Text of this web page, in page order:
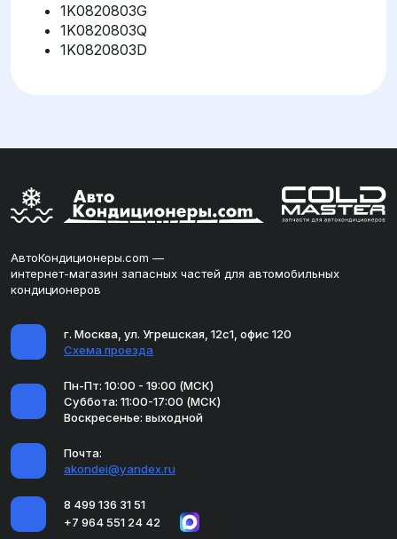
1K0820803G
1K0820803Q
1K0820803D
АвтоКондиционеры.com —
интернет-магазин запасных частей для автомобильных
кондиционеров
г. Москва, ул. Угрешская, 12с1, офис 120
Схема проезда
Пн-Пт: 10:00 - 19:00 (МСК)
Суббота: 11:00-17:00 (МСК)
Воскресенье: выходной
Почта:
akondei@yandex.ru
8 499 136 31 51
+7 964 551 24 42